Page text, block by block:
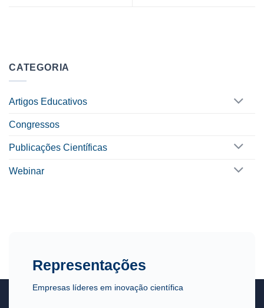
CATEGORIA
Artigos Educativos
Congressos
Publicações Científicas
Webinar
Representações
Empresas líderes em inovação científica